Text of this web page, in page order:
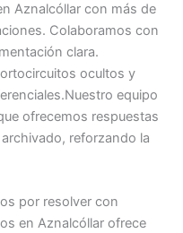
Aznalcóllar con más de
Colaboramos con
clara.
ocultos y
equipo
ofrecemos respuestas
reforzando la
por resolver con
en Aznalcóllar ofrece